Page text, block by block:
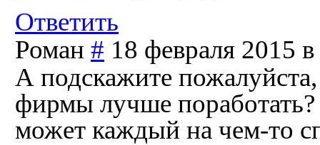
Ответить
Роман # 18 февраля 2015
А подскажите
фирмы лучше
может каждый на чем-то